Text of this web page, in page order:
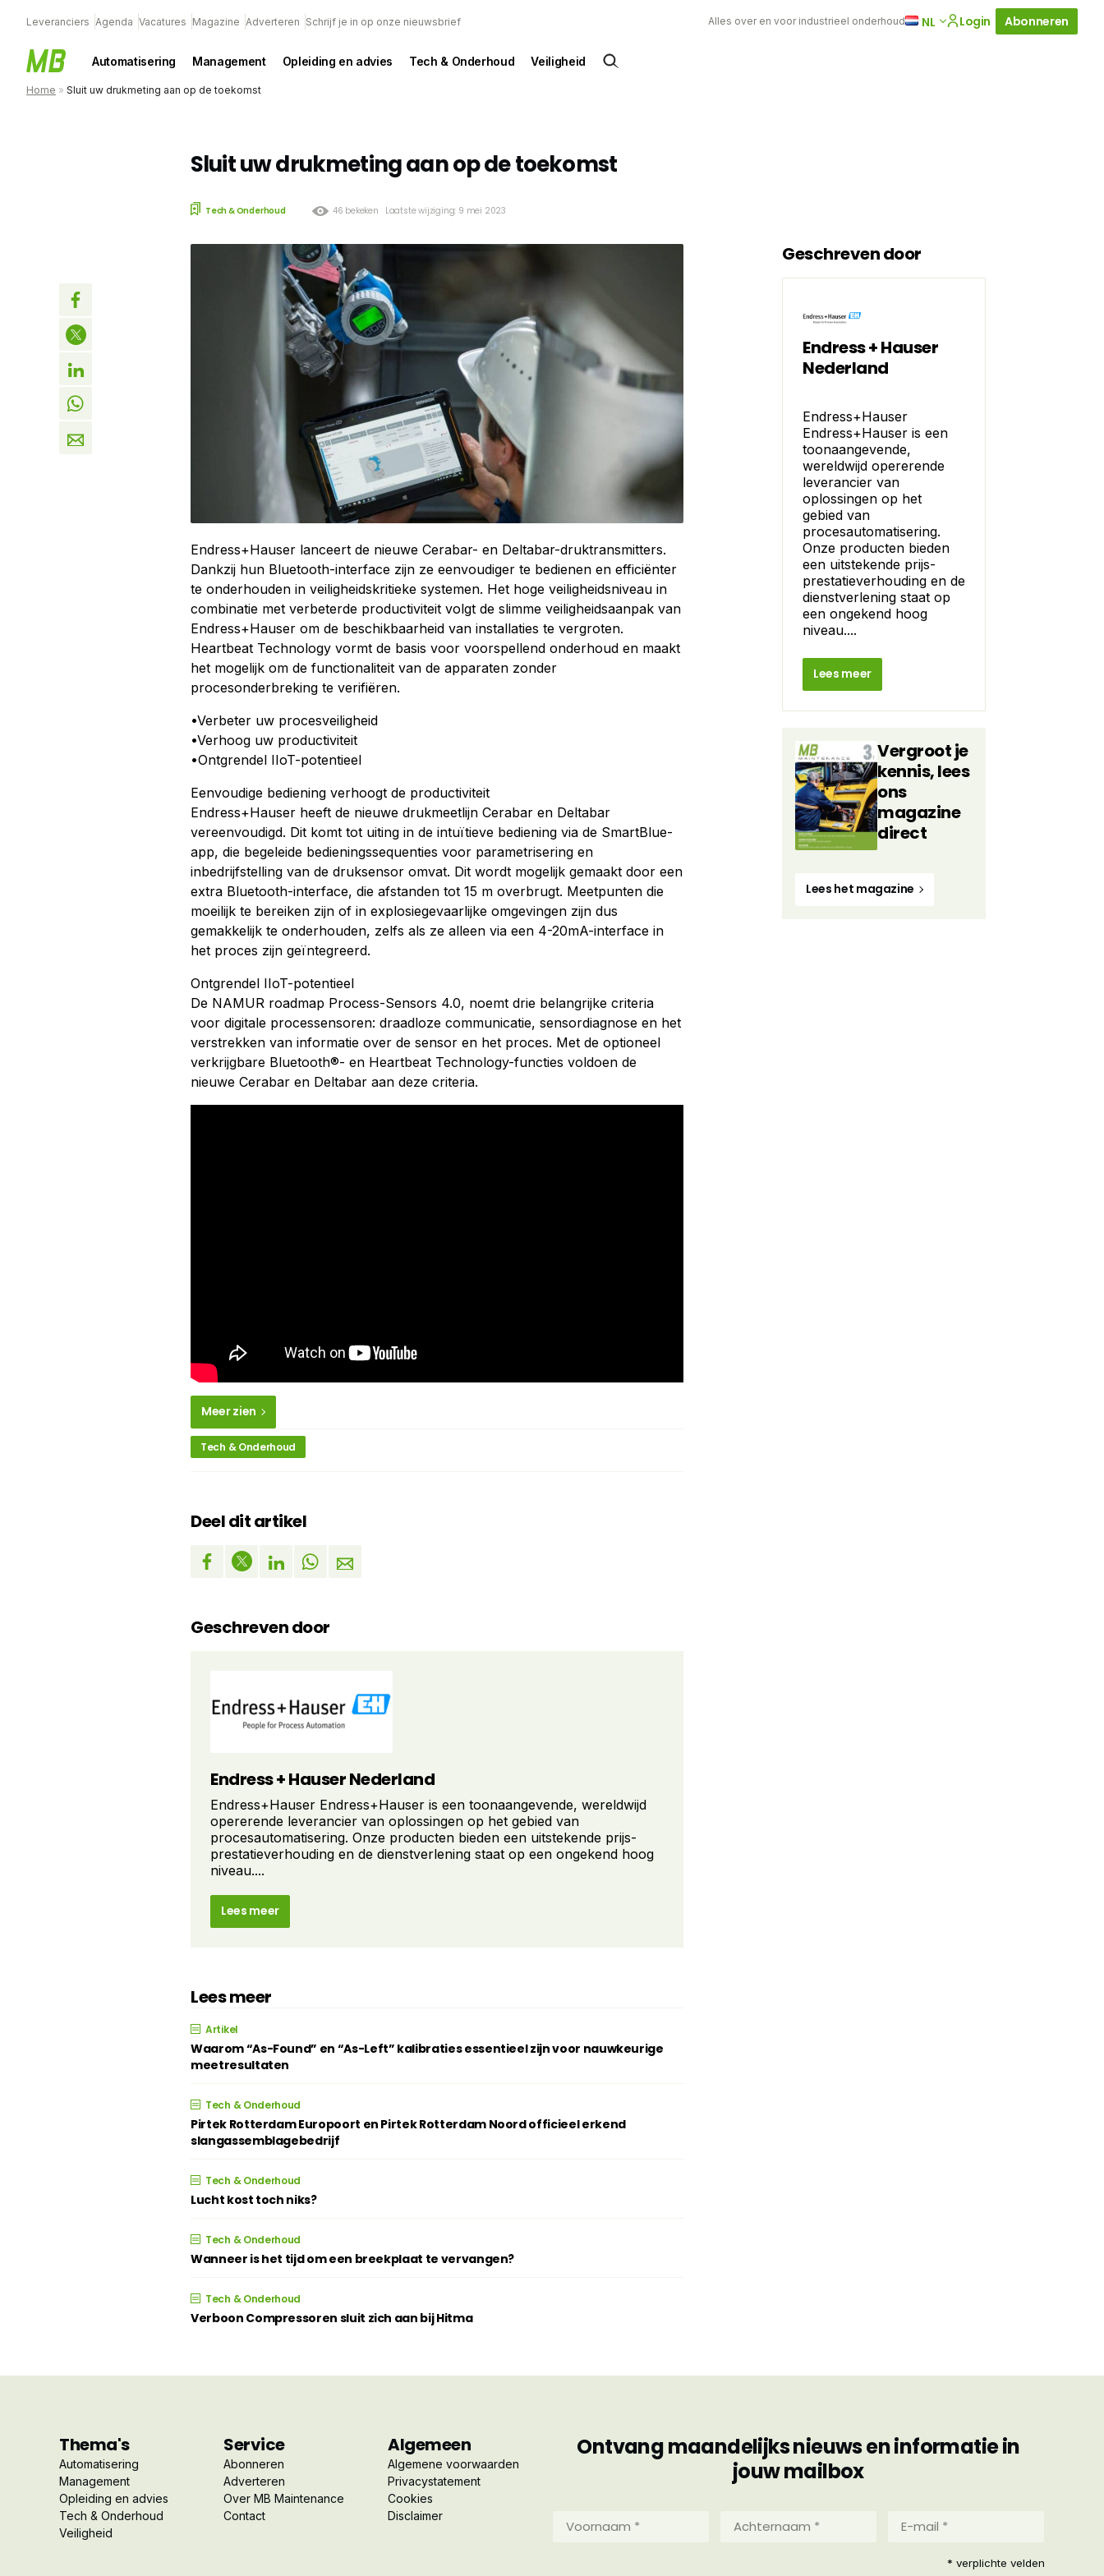
Leveranciers Agenda Vacatures Magazine Adverteren Schrijf je in op onze nieuwsbrief Alles over en voor industrieel onderhoud NL Login Abonneren
Automatisering Management Opleiding en advies Tech & Onderhoud Veiligheid
Home » Sluit uw drukmeting aan op de toekomst
Sluit uw drukmeting aan op de toekomst
Tech & Onderhoud 46 bekeken Laatste wijziging: 9 mei 2023
Endress+Hauser lanceert de nieuwe Cerabar- en Deltabar-druktransmitters.
Dankzij hun Bluetooth-interface zijn ze eenvoudiger te bedienen en efficiënter
te onderhouden in veiligheidskritieke systemen. Het hoge veiligheidsniveau in
combinatie met verbeterde productiviteit volgt de slimme veiligheidsaanpak van
Endress+Hauser om de beschikbaarheid van installaties te vergroten.
Heartbeat Technology vormt de basis voor voorspellend onderhoud en maakt
het mogelijk om de functionaliteit van de apparaten zonder
procesonderbreking te verifiëren.
•Verbeter uw procesveiligheid
•Verhoog uw productiviteit
•Ontgrendel IIoT-potentieel
Eenvoudige bediening verhoogt de productiviteit
Endress+Hauser heeft de nieuwe drukmeetlijn Cerabar en Deltabar
vereenvoudigd. Dit komt tot uiting in de intuïtieve bediening via de SmartBlue-
app, die begeleide bedieningssequenties voor parametrisering en
inbedrijfstelling van de druksensor omvat. Dit wordt mogelijk gemaakt door een
extra Bluetooth-interface, die afstanden tot 15 m overbrugt. Meetpunten die
moeilijk te bereiken zijn of in explosiegevaarlijke omgevingen zijn dus
gemakkelijk te onderhouden, zelfs als ze alleen via een 4-20mA-interface in
het proces zijn geïntegreerd.
Ontgrendel IIoT-potentieel
De NAMUR roadmap Process-Sensors 4.0, noemt drie belangrijke criteria
voor digitale processensoren: draadloze communicatie, sensordiagnose en het
verstrekken van informatie over de sensor en het proces. Met de optioneel
verkrijgbare Bluetooth®- en Heartbeat Technology-functies voldoen de
nieuwe Cerabar en Deltabar aan deze criteria.
Meer zien
Tech & Onderhoud
Deel dit artikel
Geschreven door
Endress + Hauser Nederland
Endress+Hauser Endress+Hauser is een toonaangevende, wereldwijd
opererende leverancier van oplossingen op het gebied van
procesautomatisering. Onze producten bieden een uitstekende prijs-
prestatieverhouding en de dienstverlening staat op een ongekend hoog
niveau....
Lees meer
Lees meer
Artikel
Waarom “As-Found” en “As-Left” kalibraties essentieel zijn voor nauwkeurige
meetresultaten
Tech & Onderhoud
Pirtek Rotterdam Europoort en Pirtek Rotterdam Noord officieel erkend
slangassemblagebedrijf
Tech & Onderhoud
Lucht kost toch niks?
Tech & Onderhoud
Wanneer is het tijd om een breekplaat te vervangen?
Tech & Onderhoud
Verboon Compressoren sluit zich aan bij Hitma
Geschreven door
Endress + Hauser
Nederland
Endress+Hauser
Endress+Hauser is een
toonaangevende,
wereldwijd opererende
leverancier van
oplossingen op het
gebied van
procesautomatisering.
Onze producten bieden
een uitstekende prijs-
prestatieverhouding en de
dienstverlening staat op
een ongekend hoog
niveau....
Lees meer
Vergroot je
kennis, lees
ons
magazine
direct
Lees het magazine
Thema's
Automatisering
Management
Opleiding en advies
Tech & Onderhoud
Veiligheid
Service
Abonneren
Adverteren
Over MB Maintenance
Contact
Algemeen
Algemene voorwaarden
Privacystatement
Cookies
Disclaimer
Ontvang maandelijks nieuws en informatie in
jouw mailbox
mail
* verplichte velden